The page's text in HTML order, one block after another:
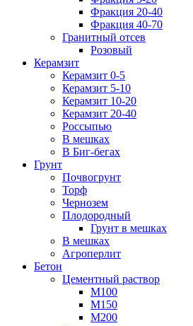
Фракция 20-40
Фракция 40-70
Гранитный отсев
Розовый
Керамзит
Керамзит 0-5
Керамзит 5-10
Керамзит 10-20
Керамзит 20-40
Россыпью
В мешках
В Биг-бегах
Грунт
Почвогрунт
Торф
Чернозем
Плодородный
Грунт в мешках
В мешках
Агроперлит
Бетон
Цементный раствор
М100
М150
М200